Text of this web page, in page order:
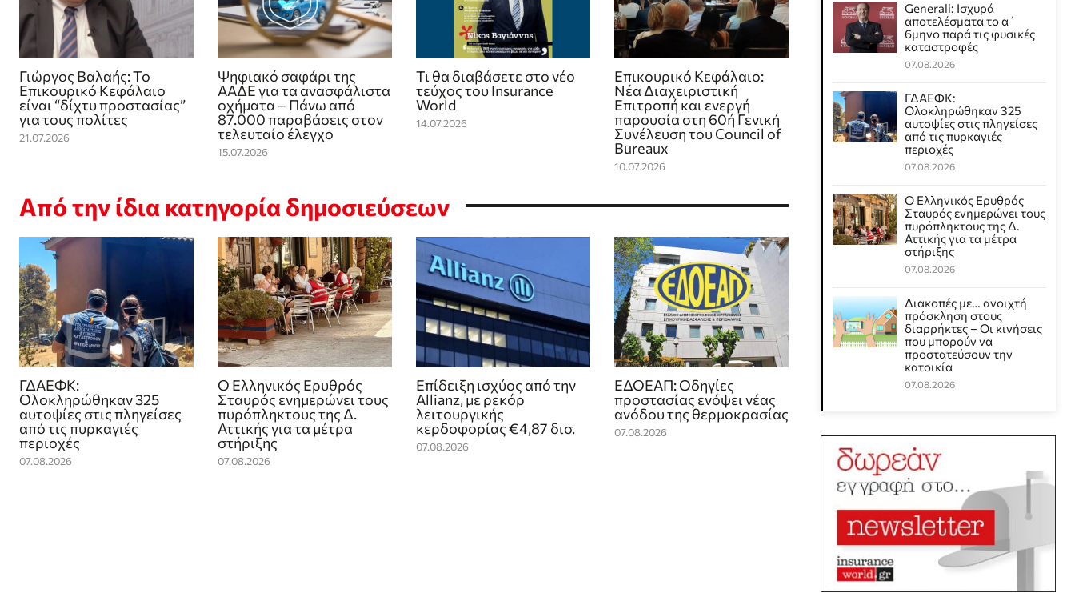
Γιώργος Βαλαής: Το
Επικουρικό Κεφάλαιο
είναι “δίχτυ προστασίας”
για τους πολίτες
21.07.2026
Ψηφιακό σαφάρι της
ΑΑΔΕ για τα ανασφάλιστα
οχήματα – Πάνω από
87.000 παραβάσεις στον
τελευταίο έλεγχο
15.07.2026
Τι θα διαβάσετε στο νέο
τεύχος του Insurance
World
14.07.2026
Επικουρικό Κεφάλαιο:
Νέα Διαχειριστική
Επιτροπή και ενεργή
παρουσία στη 60ή Γενική
Συνέλευση του Council of
Bureaux
10.07.2026
Από την ίδια κατηγορία δημοσιεύσεων
ΓΔΑΕΦΚ:
Ολοκληρώθηκαν 325
αυτοψίες στις πληγείσες
από τις πυρκαγιές
περιοχές
07.08.2026
Ο Ελληνικός Ερυθρός
Σταυρός ενημερώνει τους
πυρόπληκτους της Δ.
Αττικής για τα μέτρα
στήριξης
07.08.2026
Επίδειξη ισχύος από την
Allianz, με ρεκόρ
λειτουργικής
κερδοφορίας €4,87 δισ.
07.08.2026
ΕΔΟΕΑΠ: Οδηγίες
προστασίας ενόψει νέας
ανόδου της θερμοκρασίας
07.08.2026
Generali: Ισχυρά
αποτελέσματα το α΄
6μηνο παρά τις φυσικές
καταστροφές
07.08.2026
ΓΔΑΕΦΚ:
Ολοκληρώθηκαν 325
αυτοψίες στις πληγείσες
από τις πυρκαγιές
περιοχές
07.08.2026
Ο Ελληνικός Ερυθρός
Σταυρός ενημερώνει τους
πυρόπληκτους της Δ.
Αττικής για τα μέτρα
στήριξης
07.08.2026
Διακοπές με… ανοιχτή
πρόσκληση στους
διαρρήκτες – Οι κινήσεις
που μπορούν να
προστατεύσουν την
κατοικία
07.08.2026